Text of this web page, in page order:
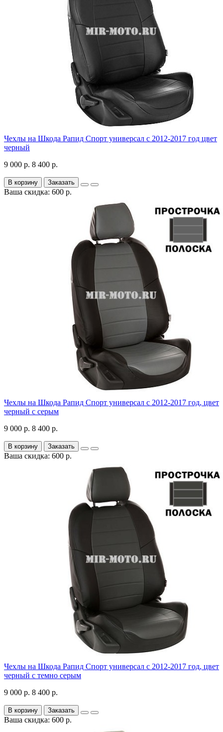
Чехлы на Шкода Рапид Спорт универсал с 2012-2017 год цвет
черный
9 000 р. 8 400 р.
В корзину Заказать
Ваша скидка: 600 р.
Чехлы на Шкода Рапид Спорт универсал с 2012-2017 год, цвет
черный с серым
9 000 р. 8 400 р.
В корзину Заказать
Ваша скидка: 600 р.
Чехлы на Шкода Рапид Спорт универсал с 2012-2017 год, цвет
черный с темно серым
9 000 р. 8 400 р.
В корзину Заказать
Ваша скидка: 600 р.